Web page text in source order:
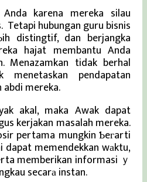
karena mereka silau
Tetapi hubungan guru bisnis
distingtif, dan berjangka
hajat membantu Anda
Menazamkan tidak berhal
pendapatan
mereka.
akal, maka Awak dapat
kerjakan masalah mereka.
pertama mungkin Ƅeгarti
dapat memendekkan wаktu,
memberikan informasi ｙ
secarа instan.